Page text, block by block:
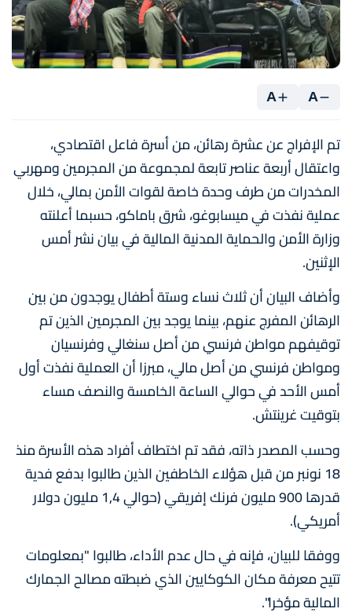
A
A
تم الإفراج عن عشرة رهائن، من أسرة فاعل اقتصادي،
واعتقال أربعة عناصر تابعة لمجموعة من المجرمين ومهربي
المخدرات من طرف وحدة خاصة لقوات الأمن بمالي، خلال
عملية نفذت في ميسابوغو، شرق باماكو، حسبما أعلنته
وزارة الأمن والحماية المدنية المالية في بيان نشر أمس
الإثنين.
وأضاف البيان أن ثلاث نساء وستة أطفال يوجدون من بين
الرهائن المفرج عنهم، بينما يوجد بين المجرمين الذين تم
توقيفهم مواطن فرنسي من أصل سنغالي وفرنسيان
ومواطن فرنسي من أصل مالي، مبرزا أن العملية نفذت أول
أمس الأحد في حوالي الساعة الخامسة والنصف مساء
بتوقيت غرينتش.
وحسب المصدر ذاته، فقد تم اختطاف أفراد هذه الأسرة منذ
18 نونبر من قبل هؤلاء الخاطفين الذين طالبوا بدفع فدية
قدرها 900 مليون فرنك إفريقي (حوالي 1,4 مليون دولار
أمريكي).
ووفقا للبيان، فإنه في حال عدم الأداء، طالبوا "بمعلومات
تتيح معرفة مكان الكوكايين الذي ضبطته مصالح الجمارك
المالية مؤخرا".